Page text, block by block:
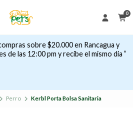
0
sobre $20.000 en Rancagua y
de las 12:00 pm y recibe el mismo dia ”
Perro Kerbl Porta Bolsa Sanitaria